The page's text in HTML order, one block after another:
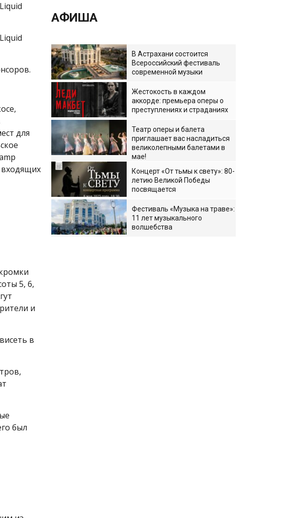
для
5, 6,
и
в
был
АФИША
В Астрахани состоится
Всероссийский фестиваль
современной музыки
Жестокость в каждом
аккорде: премьера оперы о
преступлениях и страданиях
Театр оперы и балета
приглашает вас насладиться
великолепными балетами в
мае!
Концерт «От тьмы к свету»: 80-
летию Великой Победы
посвящается
Фестиваль «Музыка на траве»:
11 лет музыкального
волшебства